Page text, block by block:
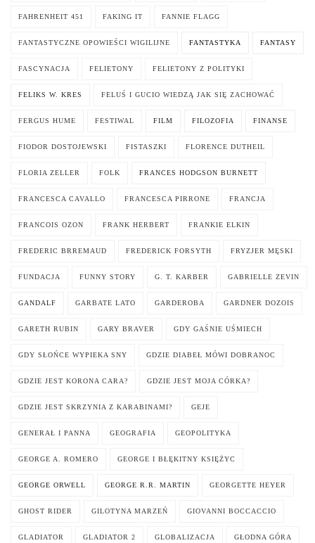
FAHRENHEIT 451 FAKING IT FANNIE FLAGG
FANTASTYCZNE OPOWIEŚCI WIGILIJNE FANTASTYKA FANTASY
FASCYNACJA FELIETONY FELIETONY Z POLITYKI
FELIKS W. KRES FELUŚ I GUCIO WIEDZĄ JAK SIĘ ZACHOWAĆ
FERGUS HUME FESTIWAL FILM FILOZOFIA FINANSE
FIODOR DOSTOJEWSKI FISTASZKI FLORENCE DUTHEIL
FLORIA ZELLER FOLK FRANCES HODGSON BURNETT
FRANCESCA CAVALLO FRANCESCA PIRRONE FRANCJA
FRANCOIS OZON FRANK HERBERT FRANKIE ELKIN
FREDERIC BRREMAUD FREDERICK FORSYTH FRYZJER MĘSKI
FUNDACJA FUNNY STORY G. T. KARBER GABRIELLE ZEVIN
GANDALF GARBATE LATO GARDEROBA GARDNER DOZOIS
GARETH RUBIN GARY BRAVER GDY GAŚNIE UŚMIECH
GDY SŁOŃCE WYPIEKA SNY GDZIE DIABEŁ MÓWI DOBRANOC
GDZIE JEST KORONA CARA? GDZIE JEST MOJA CÓRKA?
GDZIE JEST SKRZYNIA Z KARABINAMI? GEJE
GENERAŁ I PANNA GEOGRAFIA GEOPOLITYKA
GEORGE A. ROMERO GEORGE I BŁĘKITNY KSIĘŻYC
GEORGE ORWELL GEORGE R.R. MARTIN GEORGETTE HEYER
GHOST RIDER GILOTYNA MARZEŃ GIOVANNI BOCCACCIO
GLADIATOR GLADIATOR 2 GLOBALIZACJA GŁODNA GÓRA